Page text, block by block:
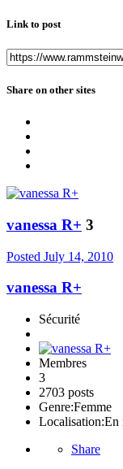
Link to post
Share on other sites
vanessa R+ 3
Posted July 14, 2010
vanessa R+
Sécurité
Membres
3
2703 posts
Genre:Femme
Localisation:En
Share